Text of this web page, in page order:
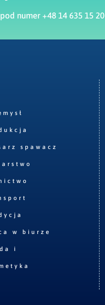
numer +48 14 635 15 20
spawacz
w biurze
i